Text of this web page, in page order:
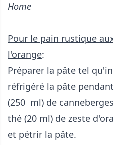
Home
Pour le pain rustique
l'orange:
Préparer la pâte tel
réfrigéré la pâte
(250 ml) de
thé (20 ml) de zeste
et pétrir la pâte.